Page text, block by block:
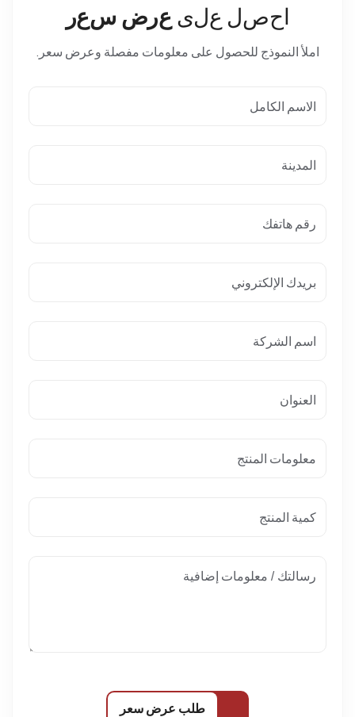
احصل على عر ض سعر
املأ النموذج للحصول على معلومات مفصلة وعرض سعر.
طلب عرض سعر